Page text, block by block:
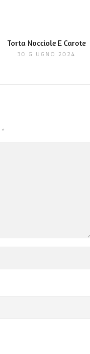
Torta Nocciole E Carote
30 GIUGNO 2024
*